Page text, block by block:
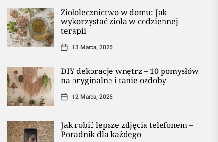
Ziołolecznictwo w domu: Jak
wykorzystać zioła w codziennej
terapii
13 Marca, 2025
DIY dekoracje wnętrz – 10 pomysłów
na oryginalne i tanie ozdoby
12 Marca, 2025
Jak robić lepsze zdjęcia telefonem –
Poradnik dla każdego